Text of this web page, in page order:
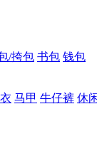
/挎包 书包 钱包
马甲 牛仔裤 休